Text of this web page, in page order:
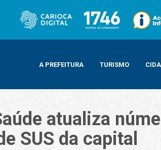
A PREFEITURA TURISMO
atualiza
SUS da capital